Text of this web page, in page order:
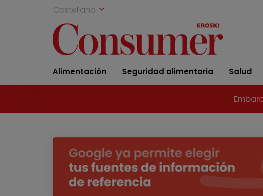
Castellano
Alimentación Seguridad alimentaria Salud